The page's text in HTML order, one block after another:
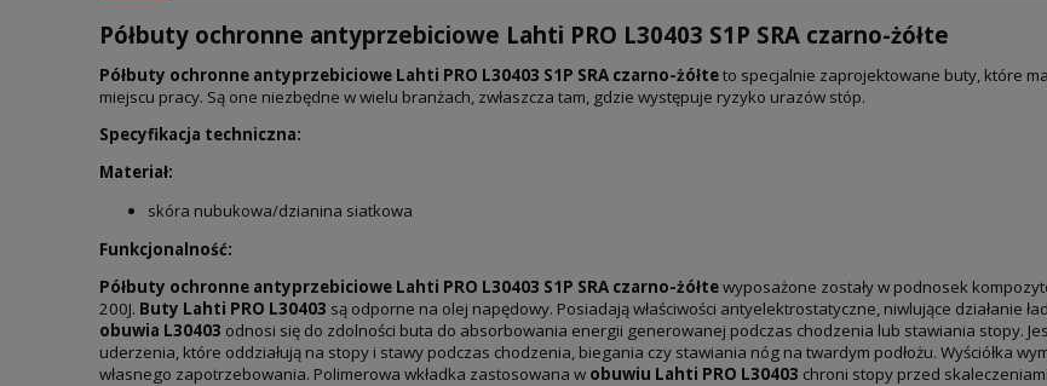
Półbuty ochronne antyprzebiciowe Lahti PRO L30403 S1P SRA czarno-żółte
Półbuty ochronne antyprzebiciowe Lahti PRO L30403 S1P SRA czarno-żółteto specjalnie zaprojektowane buty, które
miejscu pracy. Są one niezbędne w wielu branżach, zwłaszcza tam, gdzie występuje ryzyko urazów stóp.
Specyfikacja techniczna:
Materiał:
skóra nubukowa/dzianina siatkowa
Funkcjonalność:
Półbuty ochronne antyprzebiciowe Lahti PRO L30403 S1P SRA czarno-żółtewyposażone zostały w podnosek
200J. Buty Lahti PRO L30403 są odporne na olej napędowy. Posiadają właściwości antyelektrostatyczne, niwlujące działanie
obuwia L30403 odnosi się do zdolności buta do absorbowania energii generowanej podczas chodzenia lub stawiania stopy.
uderzenia, które oddziałują na stopy i stawy podczas chodzenia, biegania czy stawiania nóg na twardym podłożu. Wyściółka
własnego zapotrzebowania. Polimerowa wkładka zastosowana w obuwiu Lahti PRO L30403 chroni stopy przed